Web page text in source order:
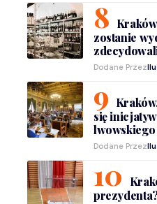
zostanie
Dodane Przez
się
lwowskiego
Dodane Przez